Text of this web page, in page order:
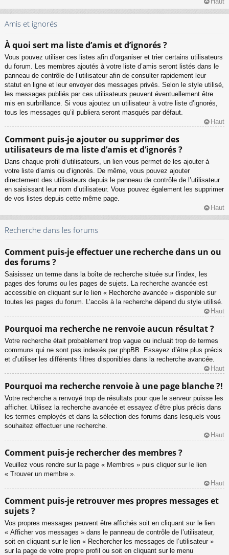
Amis et ignorés
À quoi sert ma liste d’amis et d’ignorés ?
Vous pouvez utiliser ces listes afin d’organiser et trier certains utilisateurs
du forum. Les membres ajoutés à votre liste d’amis seront listés dans le
panneau de contrôle de l’utilisateur afin de consulter rapidement leur
statut en ligne et leur envoyer des messages privés. Selon le style utilisé,
les messages publiés par ces utilisateurs peuvent éventuellement être
mis en surbrillance. Si vous ajoutez un utilisateur à votre liste d’ignorés,
tous les messages qu’il publiera seront masqués par défaut.
Haut
Comment puis-je ajouter ou supprimer des
utilisateurs de ma liste d’amis et d’ignorés ?
Dans chaque profil d’utilisateurs, un lien vous permet de les ajouter à
votre liste d’amis ou d’ignorés. De même, vous pouvez ajouter
directement des utilisateurs depuis le panneau de contrôle de l’utilisateur
en saisissant leur nom d’utilisateur. Vous pouvez également les supprimer
de vos listes depuis cette même page.
Haut
Recherche dans les forums
Comment puis-je effectuer une recherche dans un ou
des forums ?
Saisissez un terme dans la boîte de recherche située sur l’index, les
pages des forums ou les pages de sujets. La recherche avancée est
accessible en cliquant sur le lien « Recherche avancée » disponible sur
toutes les pages du forum. L’accès à la recherche dépend du style utilisé.
Haut
Pourquoi ma recherche ne renvoie aucun résultat ?
Votre recherche était probablement trop vague ou incluait trop de termes
communs qui ne sont pas indexés par phpBB. Essayez d’être plus précis
et d’utiliser les différents filtres disponibles dans la recherche avancée.
Haut
Pourquoi ma recherche renvoie à une page blanche ?!
Votre recherche a renvoyé trop de résultats pour que le serveur puisse les
afficher. Utilisez la recherche avancée et essayez d’être plus précis dans
les termes employés et dans la sélection des forums dans lesquels vous
souhaitez effectuer une recherche.
Haut
Comment puis-je rechercher des membres ?
Veuillez vous rendre sur la page « Membres » puis cliquer sur le lien
« Trouver un membre ».
Haut
Comment puis-je retrouver mes propres messages et
sujets ?
Vos propres messages peuvent être affichés soit en cliquant sur le lien
« Afficher vos messages » dans le panneau de contrôle de l’utilisateur,
soit en cliquant sur le lien « Rechercher les messages de l’utilisateur »
sur la page de votre propre profil ou soit en cliquant sur le menu